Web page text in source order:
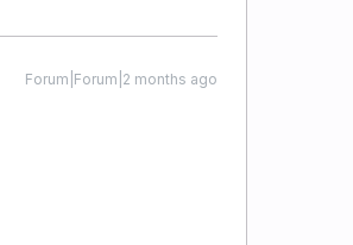
Forum|Forum|2 months ago